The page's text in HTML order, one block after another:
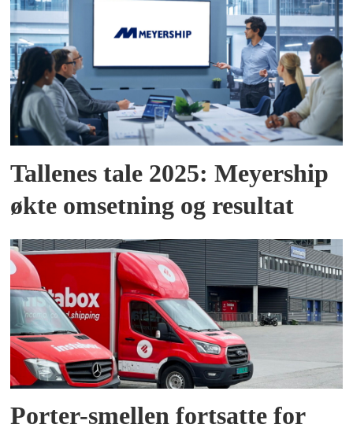
Tallenes tale 2025: Meyership
økte omsetning og resultat
Porter-smellen fortsatte for